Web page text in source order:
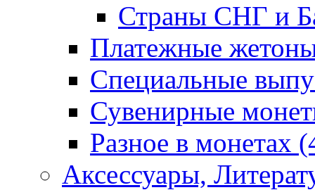
Страны СНГ и
Платежные
Специальные
Сувенирные
Разное в монетах
Аксессуары,